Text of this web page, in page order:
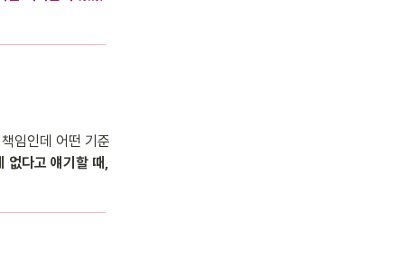
임인데 어떤 기준
없다고 얘기할 때,